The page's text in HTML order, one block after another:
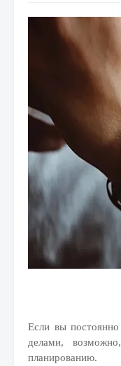
Если вы
делами,
планированию.